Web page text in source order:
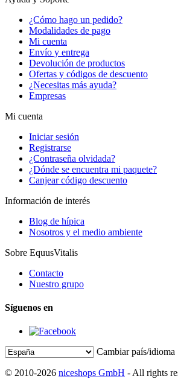
¿Cómo hago un pedido?
Modalidades de pago
Mi cuenta
Envío y entrega
Devolución de productos
Ofertas y códigos de descuento
¿Necesitas más ayuda?
Empresas
Mi cuenta
Iniciar sesión
Registrarse
¿Contraseña olvidada?
¿Dónde se encuentra mi paquete?
Canjear código descuento
Información de interés
Blog de hípica
Nosotros y el medio ambiente
Sobre EquusVitalis
Contacto
Nuestro grupo
Síguenos en
Cambiar país/idioma
© 2010-2026 niceshops GmbH - All rights